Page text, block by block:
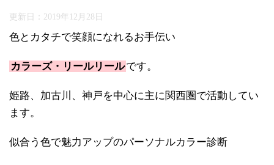
更新日： 2019年12月28日
色とカタチで笑顔になれるお手伝い
カラーズ・リールリールです。
姫路、加古川、神戸を中心に主に関西圏で活動してい
ます。
似合う色で魅力アップのパーソナルカラー診断